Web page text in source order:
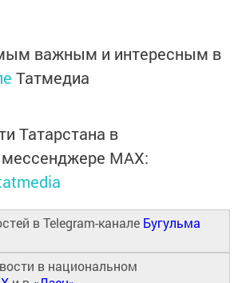
важным и интересным в
Татмедиа
Татарстана в
MАХ:
в Telegram-канале Бугульма
в национальном